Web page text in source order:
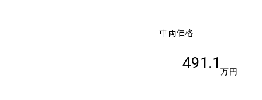
車両価格
491.1
万円